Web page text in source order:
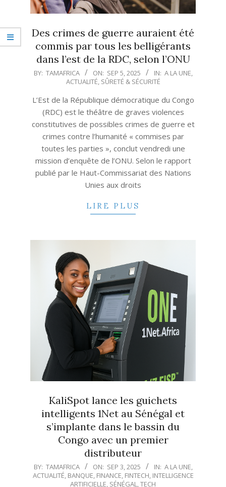
Des crimes de guerre auraient été
commis par tous les belligérants
dans l’est de la RDC, selon l’ONU
2025-
05
BY: TAMAFRICA ON: SEP 5, 2025 IN: A LA UNE,
ACTUALITÉ, SÛRETÉ & SÉCURITÉ
L’Est de la République démocratique du Congo
(RDC) est le théâtre de graves violences
constitutives de possibles crimes de guerre et
crimes contre l’humanité « commises par
toutes les parties », conclut vendredi une
mission d’enquête de l’ONU. Selon le rapport
publié par le Haut-Commissariat des Nations
Unies aux droits
LIRE PLUS
KaliSpot lance les guichets
intelligents 1Net au Sénégal et
s’implante dans le bassin du
Congo avec un premier
distributeur
2025-
09-
BY: TAMAFRICA ON: SEP 3, 2025 IN: A LA UNE,
ACTUALITÉ, BANQUE, FINANCE, FINTECH, INTELLIGENCE
ARTIFICIELLE, SÉNÉGAL,TECH